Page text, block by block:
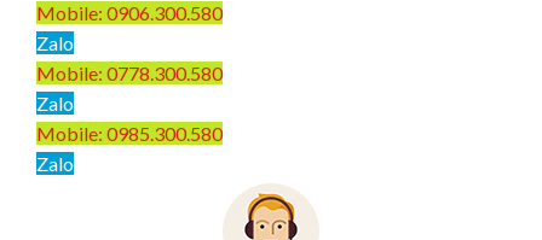
Mobile: 0906.300.580
Zalo
Mobile: 0778.300.580
Zalo
Mobile: 0985.300.580
Zalo